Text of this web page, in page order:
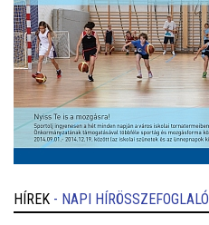
HÍREK - NAPI HÍRÖSSZEFOGLALÓ